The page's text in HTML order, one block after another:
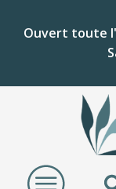
Ouvert toute